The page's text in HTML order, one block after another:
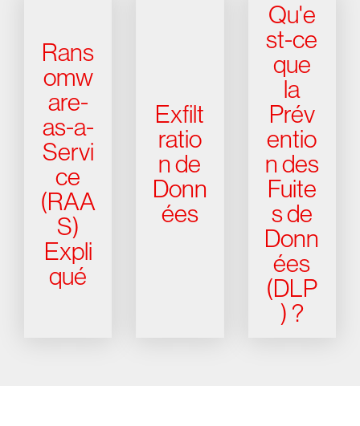
Rans
omw
are-
as-a-
Servi
ce
(RAA
S)
Expli
qué
Exfilt
ratio
n de
Donn
ées
Qu'e
st-ce
que
la
Prév
entio
n des
Fuite
s de
Donn
ées
(DLP
) ?